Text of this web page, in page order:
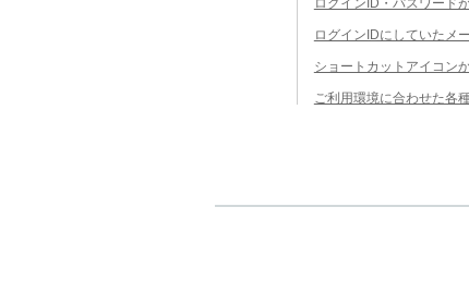
ログインID・パスワード
ログインIDにしていたメ
ショートカットアイコン
ご利用環境に合わせた各